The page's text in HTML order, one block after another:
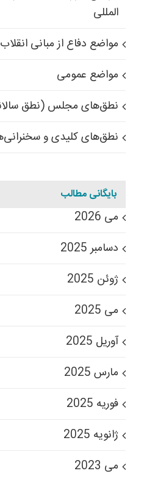
المللی
مواضع دفاع از مبانی
مواضع عمومی
نطق‌های مجلس (نطق
نطق‌های کلیدی و
بایگانی مطالب
می 2026
دسامبر 2025
ژوئن 2025
می 2025
آوریل 2025
مارس 2025
فوریه 2025
ژانویه 2025
می 2023